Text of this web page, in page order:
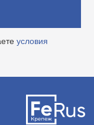
условия